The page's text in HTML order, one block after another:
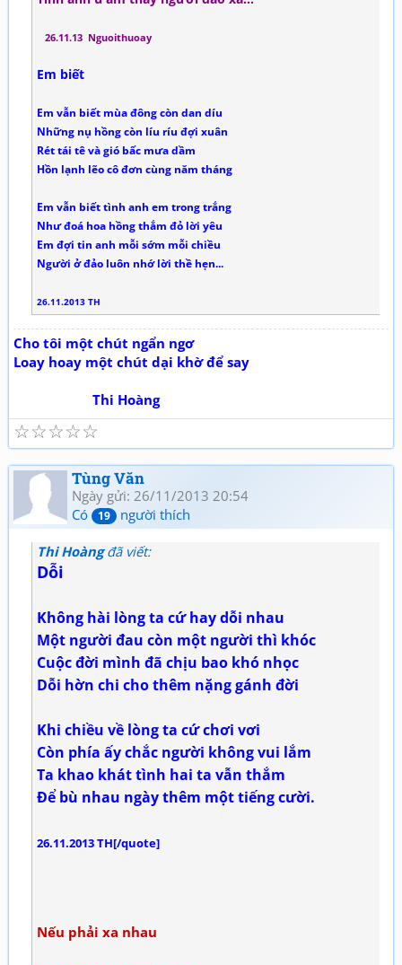
26.11.13 Nguoithuoay
Em biết
Em vẫn biết mùa đông còn dan díu
Những nụ hồng còn líu ríu đợi xuân
Rét tái tê và gió bấc mưa dầm
Hồn lạnh lẽo cô đơn cùng năm tháng
Em vẫn biết tình anh em trong trắng
Như đoá hoa hồng thắm đỏ lời yêu
Em đợi tin anh mỗi sớm mỗi chiều
Người ở đảo luôn nhớ lời thề hẹn...
26.11.2013 TH
Cho tôi một chút ngẩn ngơ
Loay hoay một chút dại khờ để say
Thi Hoàng
☆
☆
☆
☆
☆
Tùng Văn
Ngày gửi: 26/11/2013 20:54
Có
19 người thích
Thi Hoàngđã viết:
Dỗi
Không hài lòng ta cứ hay dỗi nhau
Một người đau còn một người thì khóc
Cuộc đời mình đã chịu bao khó nhọc
Dỗi hờn chi cho thêm nặng gánh đời
Khi chiều về lòng ta cứ chơi vơi
Còn phía ấy chắc người không vui lắm
Ta khao khát tình hai ta vẫn thắm
Để bù nhau ngày thêm một tiếng cười.
26.11.2013 TH[/quote]
Nếu phải xa nhau